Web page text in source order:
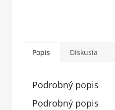
Popis Diskusia
Podrobný popis
Podrobný popis